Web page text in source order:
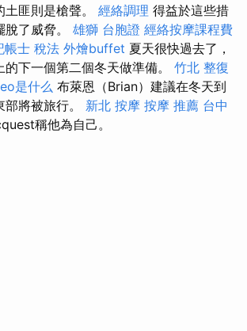
匪則是槍聲。 經絡調理 得益於這些措
了威脅。 雄獅 台胞證 經絡按摩課程費
帳士 稅法 外燴buffet 夏天很快過去了，
下一個第二個冬天做準備。 竹北 整復
是什么 布萊恩（Brian）建議在冬天到
將被旅行。 新北 按摩 按摩 推薦 台中
稱他為自己。